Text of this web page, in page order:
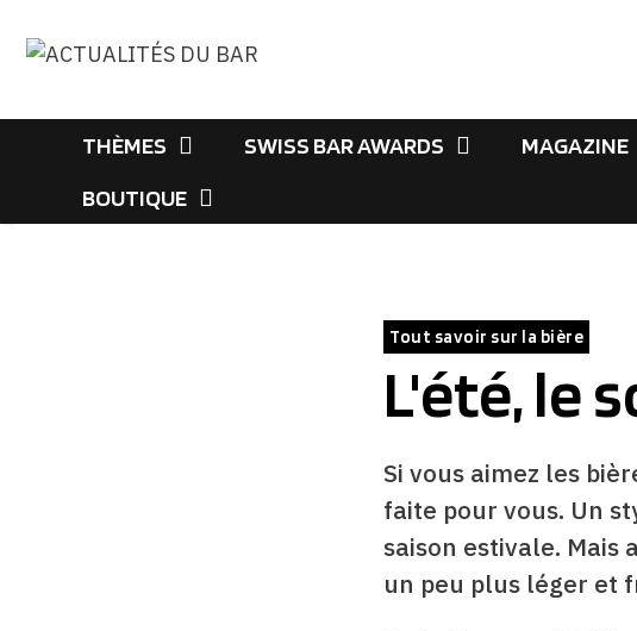
THÈMES SWISS BAR AWARDS MAGAZINE
BOUTIQUE
Tout savoir sur la bière
L'été, le
Si vous aimez les
faite pour vous. Un
saison estivale.
un peu plus léger et